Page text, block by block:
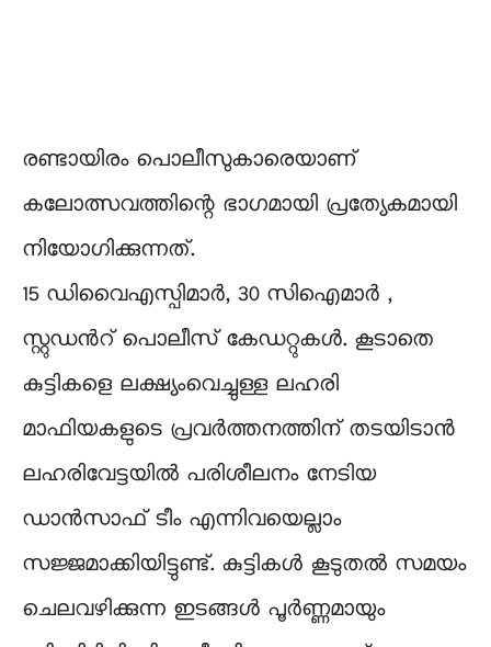
രണ്ടായിരം പൊലീസുകാരെയാണ്
കലോത്സവത്തിന്റെ ഭാഗമായി പ്രത്യേകമായി
നിയോഗിക്കുന്നത്.
15 ഡിവൈഎസ്പിമാർ, 30 സിഐമാർ ,
സ്റ്റുഡൻറ് പൊലീസ് കേഡറ്റുകൾ. കൂടാതെ
കുട്ടികളെ ലക്ഷ്യംവെച്ചുള്ള ലഹരി
മാഫിയകളുടെ പ്രവർത്തനത്തിന് തടയിടാൻ
ലഹരിവേട്ടയിൽ പരിശീലനം നേടിയ
ഡാൻസാഫ് ടീം എന്നിവയെല്ലാം
സജ്ജമാക്കിയിട്ടുണ്ട്. കുട്ടികൾ കൂടുതൽ സമയം
ചെലവഴിക്കുന്ന ഇടങ്ങൾ പൂർണ്ണമായും